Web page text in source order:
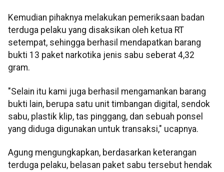
Kemudian pihaknya melakukan pemeriksaan badan
terduga pelaku yang disaksikan oleh ketua RT
setempat, sehingga berhasil mendapatkan barang
bukti 13 paket narkotika jenis sabu seberat 4,32
gram.
"Selain itu kami juga berhasil mengamankan barang
bukti lain, berupa satu unit timbangan digital, sendok
sabu, plastik klip, tas pinggang, dan sebuah ponsel
yang diduga digunakan untuk transaksi," ucapnya.
Agung mengungkapkan, berdasarkan keterangan
terduga pelaku, belasan paket sabu tersebut hendak